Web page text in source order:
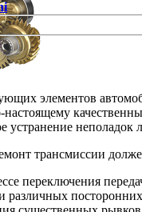
элементов
настоящему
устранение неполадок
трансмиссии
переключения
различных